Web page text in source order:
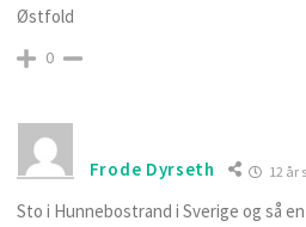
Østfold
0
Frode Dyrseth 12 år
Sto i Hunnebostrand i Sverige og så